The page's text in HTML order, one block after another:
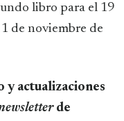
libro para el 19
de noviembre de
actualizaciones
de